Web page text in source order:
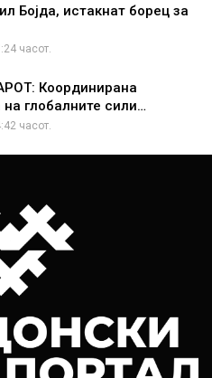
Бојда, истакнат борец за
часот.
Координирана
на глобалните сили…
часот.